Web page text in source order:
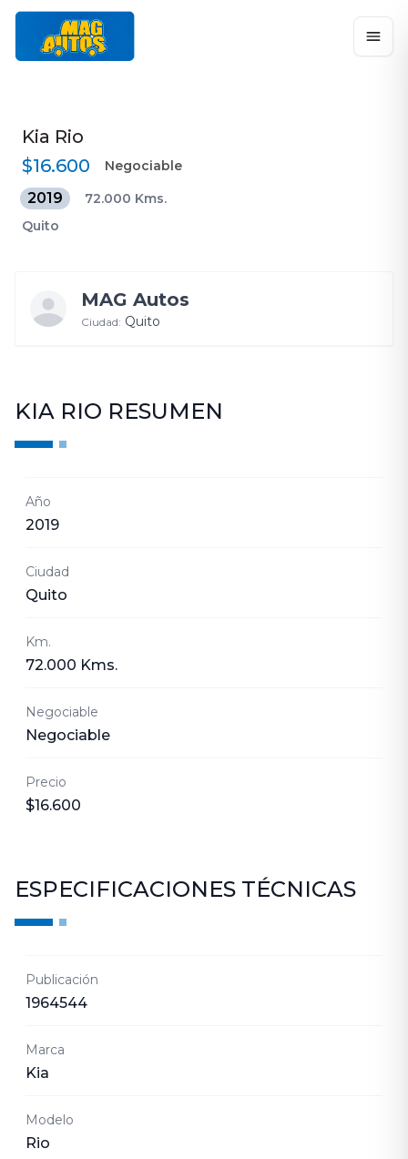
Kia Rio
$16.600
Negociable
2019
72.000 Kms.
Quito
MAG Autos
Ciudad: Quito
KIA RIO RESUMEN
Año
2019
Ciudad
Quito
Km.
72.000 Kms.
Negociable
Negociable
Precio
$16.600
ESPECIFICACIONES TÉCNICAS
Publicación
1964544
Marca
Kia
Modelo
Rio